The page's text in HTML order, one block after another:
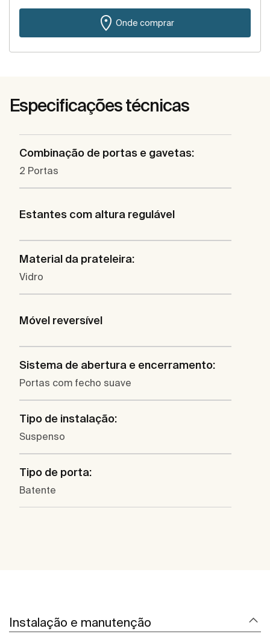
Onde comprar
Especificações técnicas
Combinação de portas e gavetas:
2 Portas
Estantes com altura regulável
Material da prateleira:
Vidro
Móvel reversível
Sistema de abertura e encerramento:
Portas com fecho suave
Tipo de instalação:
Suspenso
Tipo de porta:
Batente
Instalação e manutenção